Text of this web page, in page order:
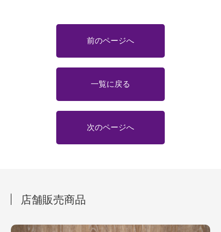
前のページへ
一覧に戻る
次のページへ
店舗販売商品